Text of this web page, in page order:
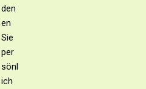
den
en
Sie
per
sönl
ich